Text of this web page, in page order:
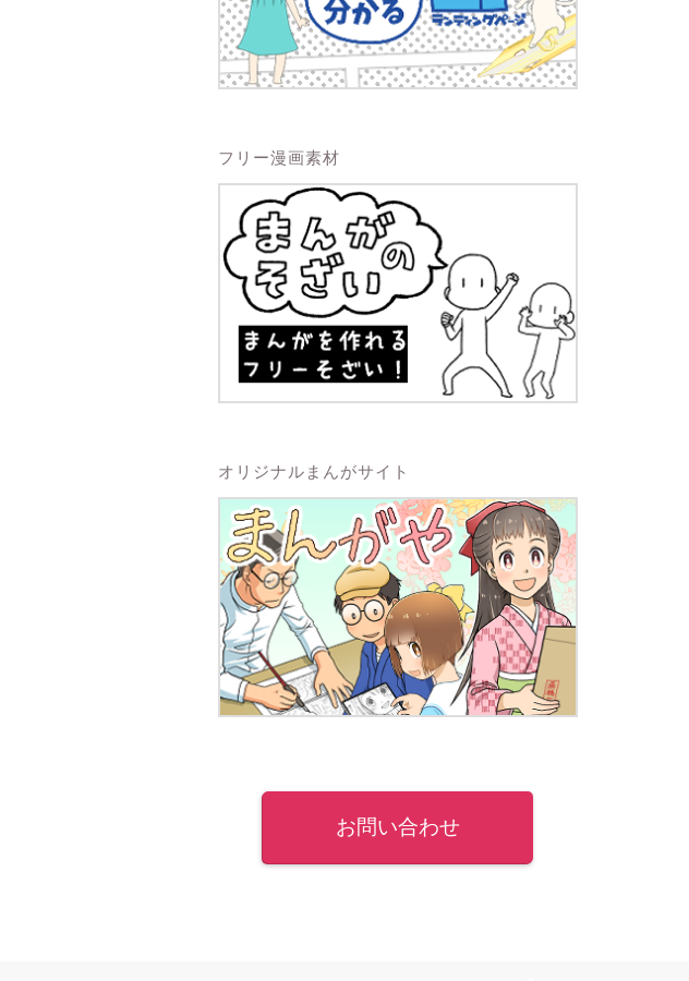
フリー漫画素材
オリジナルまんがサイト
お問い合わせ